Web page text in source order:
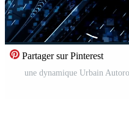
Partager sur Pinterest